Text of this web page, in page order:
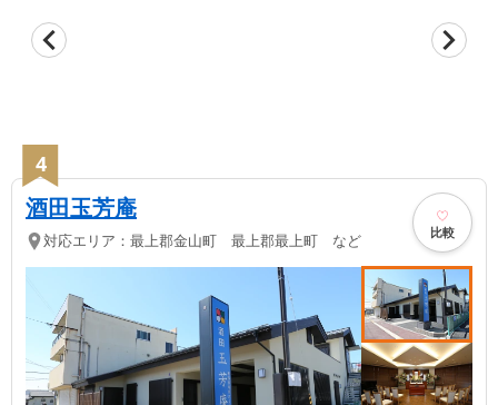
4
酒田玉芳庵
対応エリア： 最上郡金山町 最上郡最上町 など 比較